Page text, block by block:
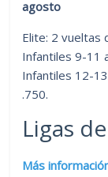
agosto
Elite: 2 vueltas
Infantiles 9-11
Infantiles 12-
.750.
Ligas
Más